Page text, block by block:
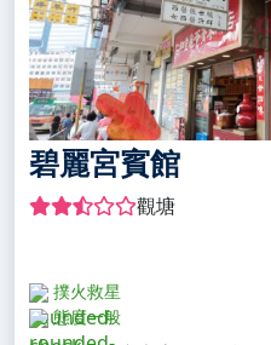
碧麗宮賓館
觀塘
撲火救星
態度一般